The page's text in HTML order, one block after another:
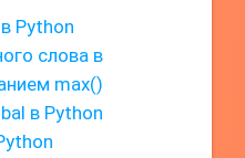
Python
слова в
max()
в Python